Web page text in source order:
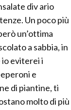
div ario
Un poco più
un’ottima
a sabbia, in
io eviterei i
e
di piantine, ti
molto di più